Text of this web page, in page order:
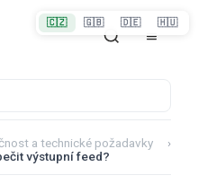
a technické požadavky
›
výstupní feed?
🇨🇿 🇬🇧 🇩🇪 🇭🇺